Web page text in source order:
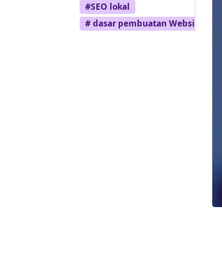
#SEO lokal
# dasar pembuatan Website